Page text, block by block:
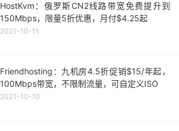
HostKvm：俄罗斯CN2线路带宽免费提升到
150Mbps，限量5折优惠，月付$4.25起
2021-10-11
Friendhosting：九机房4.5折促销$15/年起，
100Mbps带宽，不限制流量，可自定义ISO
2021-10-10